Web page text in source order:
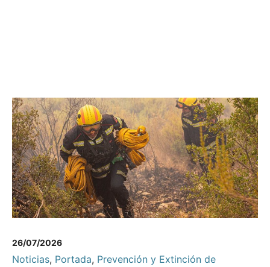
26/07/2026
Noticias, Portada, Prevención y Extinción de